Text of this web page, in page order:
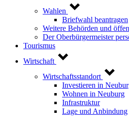
Wahlen
Briefwahl beantragen
Weitere Behörden und
Der Oberbürgermeister
Tourismus
Wirtschaft
Wirtschaftsstandort
Investieren in
Wohnen in Neuburg
Infrastruktur
Lage und Anbindung